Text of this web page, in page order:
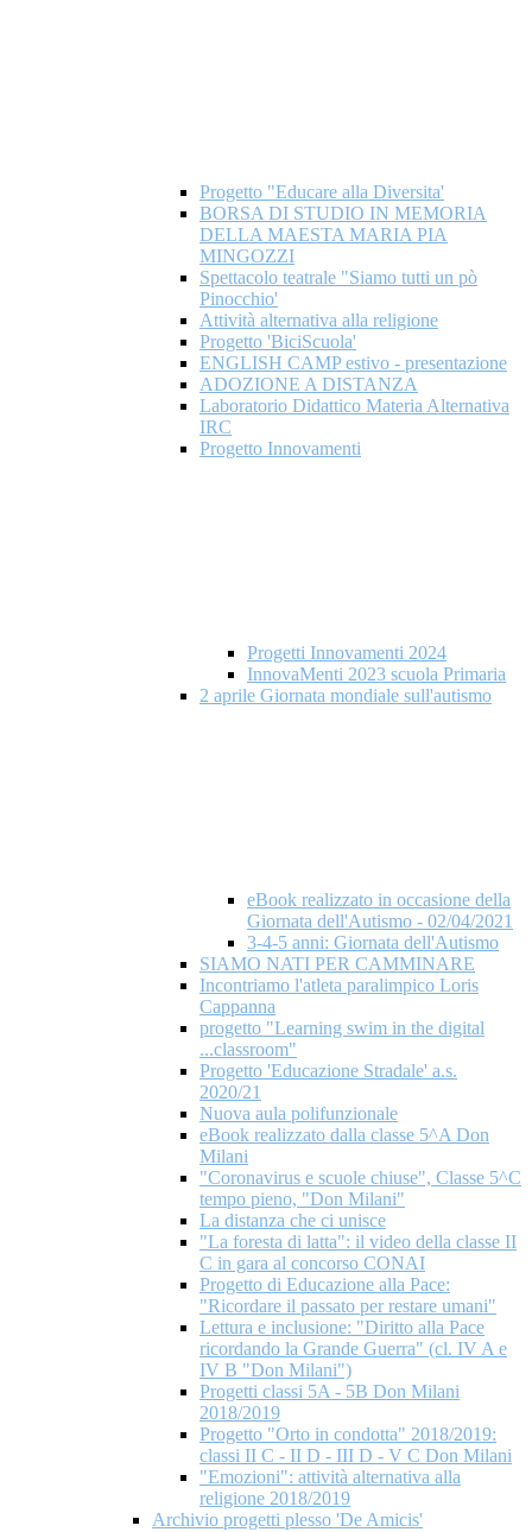
Progetto "Educare alla Diversita'
BORSA DI STUDIO IN MEMORIA
DELLA MAESTA MARIA PIA
MINGOZZI
Spettacolo teatrale "Siamo tutti un pò
Pinocchio'
Attività alternativa alla religione
Progetto 'BiciScuola'
ENGLISH CAMP estivo - presentazione
ADOZIONE A DISTANZA
Laboratorio Didattico Materia Alternativa
IRC
Progetto Innovamenti
Progetti Innovamenti 2024
InnovaMenti 2023 scuola Primaria
2 aprile Giornata mondiale​ sull'autismo
eBook realizzato in occasione della
Giornata dell'Autismo - 02/04/2021
3-4-5 anni: Giornata dell'Autismo
SIAMO NATI PER CAMMINARE
Incontriamo l'atleta paralimpico Loris
Cappanna
progetto "Learning swim in the digital
...classroom"
Progetto 'Educazione Stradale' a.s.
2020/21
Nuova aula polifunzionale
eBook realizzato dalla classe 5^A Don
Milani
"Coronavirus e scuole chiuse", Classe 5^C
tempo pieno, "Don Milani"
La distanza che ci unisce
"La foresta di latta": il video della classe II
C in gara al concorso CONAI
Progetto di Educazione alla Pace:
"Ricordare il passato per restare umani"
Lettura e inclusione: "Diritto alla Pace
ricordando la Grande Guerra" (cl. IV A e
IV B "Don Milani")
Progetti classi 5A - 5B Don Milani
2018/2019
Progetto "Orto in condotta" 2018/2019:
classi II C - II D - III D - V C Don Milani
"Emozioni": attività alternativa alla
religione 2018/2019
Archivio progetti plesso 'De Amicis'